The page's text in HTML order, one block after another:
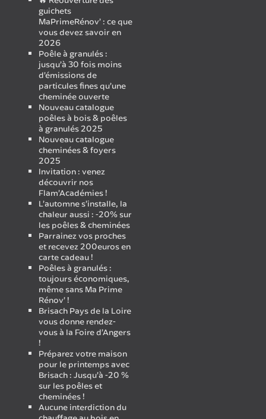
guichets
MaPrimeRénov’ : ce que
vous devez savoir en
2026
Poêle à granulés :
jusqu’à 30 fois moins
d’émissions de
particules fines qu’une
cheminée ouverte
Nouveau catalogue
poêles à bois & poêles
à granulés 2025
Nouveau catalogue
cheminées & foyers
2025
Invitation : venez
découvrir nos
Flam’Académies !
L’automne s’installe, la
chaleur aussi : -20% sur
les poêles & cheminées
Parrainez vos proches
et recevez 200euros en
carte cadeau !
Poêles à granulés :
toujours économiques,
même sans Ma Prime
Rénov’ !
Brisach Pays de la Loire
vous donne rendez-
vous à la Foire d’Angers
!
Préparez votre maison
pour le printemps avec
Brisach : Jusqu’à -20 %
sur les poêles et
cheminées !
Aucune interdiction du